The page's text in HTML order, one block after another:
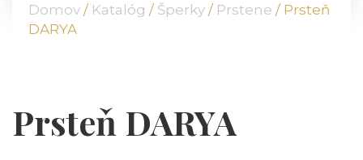
PONUKA
TVÁRE ATT
MÉDIÁ
Domov / Katalóg / Šperky / Prstene / Prsteň
DARYA
Prsteň DARYA